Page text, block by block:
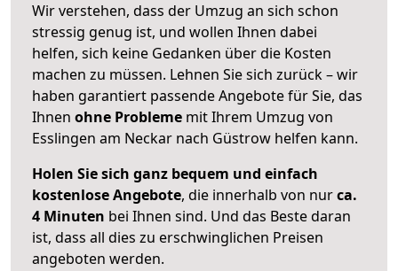
Wir verstehen, dass der Umzug an sich schon
stressig genug ist, und wollen Ihnen dabei
helfen, sich keine Gedanken über die Kosten
machen zu müssen. Lehnen Sie sich zurück – wir
haben garantiert passende Angebote für Sie, das
Ihnen ohne Probleme mit Ihrem Umzug von
Esslingen am Neckar nach Güstrow helfen kann.
Holen Sie sich ganz bequem und einfach
kostenlose Angebote, die innerhalb von nurca.
4 Minuten bei Ihnen sind. Und das Beste daran
ist, dass all dies zu erschwinglichen Preisen
angeboten werden.